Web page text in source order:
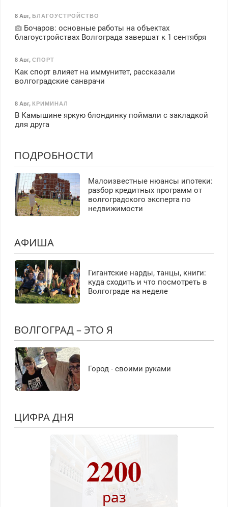
8 Авг, БЛАГОУСТРОЙСТВО
Бочаров: основные работы на объектах
благоустройствах Волгограда завершат к 1 сентября
8 Авг, СПОРТ
Как спорт влияет на иммунитет, рассказали
волгоградские санврачи
8 Авг, КРИМИНАЛ
В Камышине яркую блондинку поймали с закладкой
для друга
ПОДРОБНОСТИ
Малоизвестные нюансы ипотеки:
разбор кредитных программ от
волгоградского эксперта по
недвижимости
АФИША
Гигантские нарды, танцы, книги:
куда сходить и что посмотреть в
Волгограде на неделе
ВОЛГОГРАД – ЭТО Я
Город - своими руками
ЦИФРА ДНЯ
2200
раз